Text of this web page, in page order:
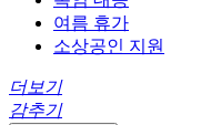
여름 휴가
소상공인 지원
더보기
감추기